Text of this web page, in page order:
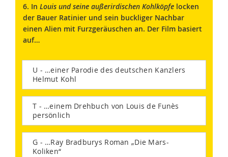
6. In Louis und seine außerirdischen Kohlköpfe locken
der Bauer Ratinier und sein buckliger Nachbar
einen Alien mit Furzgeräuschen an. Der Film basiert
auf…
U - …einer Parodie des deutschen Kanzlers
Helmut Kohl
T - …einem Drehbuch von Louis de Funès
persönlich
G - …Ray Bradburys Roman „Die Mars-
Koliken“